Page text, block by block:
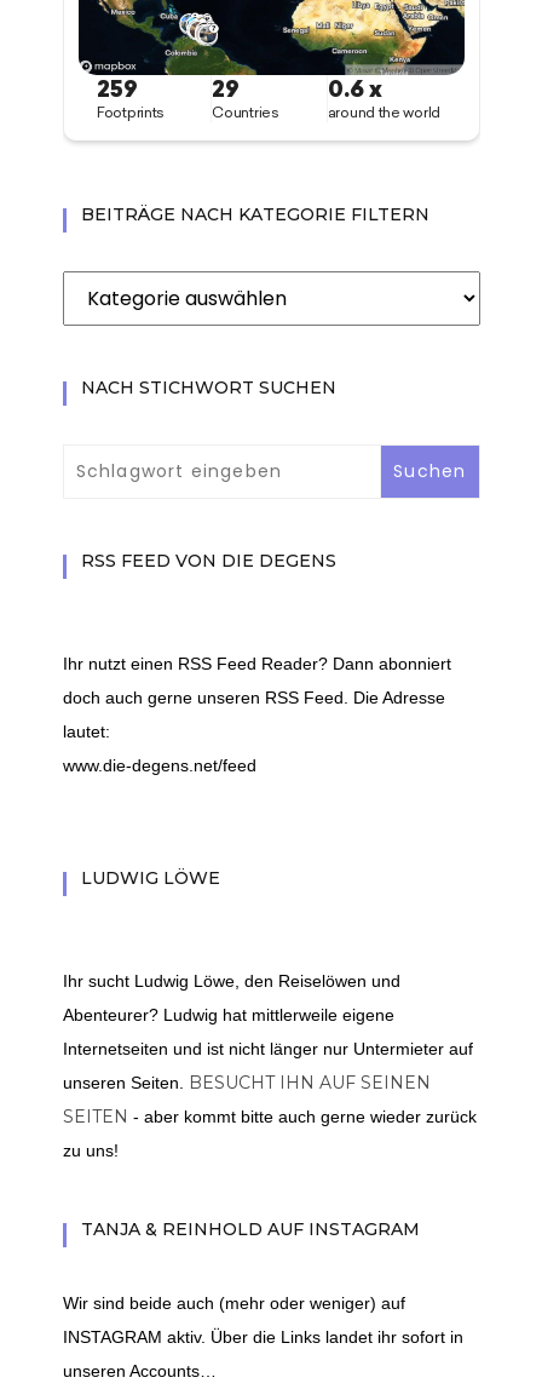
BEITRÄGE NACH KATEGORIE FILTERN
nach
NACH STICHWORT SUCHEN
RSS FEED VON DIE DEGENS
Ihr nutzt einen RSS Feed Reader? Dann abonniert
doch auch gerne unseren RSS Feed. Die Adresse
lautet:
www.die-degens.net/feed
LUDWIG LÖWE
Ihr sucht Ludwig Löwe, den Reiselöwen und
Abenteurer? Ludwig hat mittlerweile eigene
Internetseiten und ist nicht länger nur Untermieter auf
unseren Seiten.
BESUCHT IHN AUF SEINEN
SEITEN - aber kommt bitte auch gerne wieder zurück
zu uns!
TANJA & REINHOLD AUF INSTAGRAM
Wir sind beide auch (mehr oder weniger) auf
INSTAGRAM aktiv. Über die Links landet ihr sofort in
unseren Accounts…